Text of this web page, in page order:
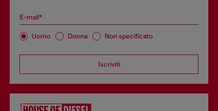
E-mail*
Uomo Donna Non specificato
Iscriviti